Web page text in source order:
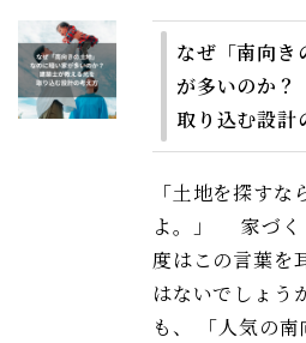
なぜ「南向き
が多いのか？
取り込む設計
「土地を探す
よ。」 家づく
度はこの言葉を
はないでしょ
も、 「人気の